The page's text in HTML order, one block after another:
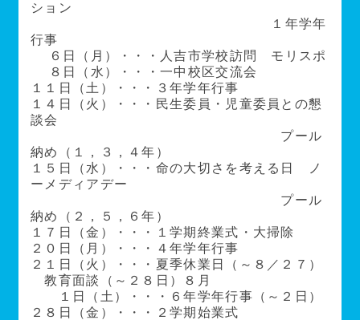
ション
１年学年
行事
６日（月）・・・人吉市学校訪問 モリスポ
８日（水）・・・一中校区交流会
１１日（土）・・・３年学年行事
１４日（火）・・・民生委員・児童委員との懇
談会
プール
納め（１，３，４年）
１５日（水）・・・命の大切さを考える日 ノ
ーメディアデー
プール
納め（２，５，６年）
１７日（金）・・・１学期終業式・大掃除
２０日（月）・・・４年学年行事
２１日（火）・・・夏季休業日（～８／２７）
教育面談（～２８日）８月
１日（土）・・・６年学年行事（～２日）
２８日（金）・・・２学期始業式